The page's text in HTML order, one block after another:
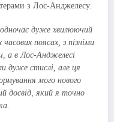
з Лос-Анджелесу.
дуже хвилюючий
поясах, з пізніми
а в Лос-Анджелесі
дуже стислі, але ця
мого нового
досвід, який я точно